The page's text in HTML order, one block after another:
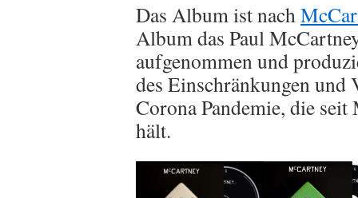
Das Album ist nach
Album das Paul
aufgenommen und
des Einschränkungen und
Corona Pandemie, die
hält.